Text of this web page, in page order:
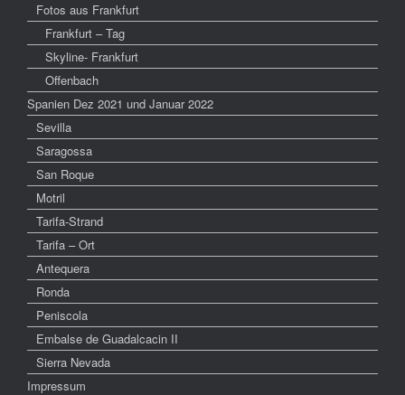
Fotos aus Frankfurt
Frankfurt – Tag
Skyline- Frankfurt
Offenbach
Spanien Dez 2021 und Januar 2022
Sevilla
Saragossa
San Roque
Motril
Tarifa-Strand
Tarifa – Ort
Antequera
Ronda
Peniscola
Embalse de Guadalcacin II
Sierra Nevada
Impressum